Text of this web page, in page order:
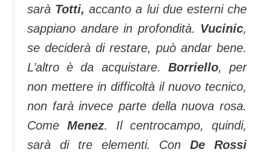
sarà Totti, accanto a lui due esterni che
sappiano andare in profondità. Vucinic,
se deciderà di restare, può andar bene.
L’altro è da acquistare. Borriello, per
non mettere in difficoltà il nuovo tecnico,
non farà invece parte della nuova rosa.
ComeMenez. Il centrocampo, quindi,
sarà di tre elementi. ConDe Rossi